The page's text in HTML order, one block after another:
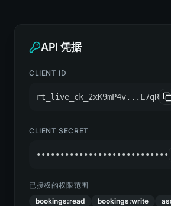
API 凭据
CLIENT ID
rt_live_ck_2xK9mP4v...L7qR
CLIENT SECRET
••••••••••••••••••••••••••••
已授权的权限范围
bookings:read
bookings:write